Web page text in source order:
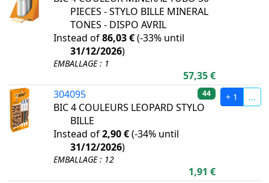
PIECES - STYLO BILLE MINERAL
TONES - DISPO AVRIL
Instead of86,03 €(-33% until
31/12/2026)
EMBALLAGE : 1
57,35 €
304095
BIC 4 COULEURS LEOPARD STYLO
BILLE
Instead of2,90 €(-34% until
31/12/2026)
EMBALLAGE : 12
44
1,91 €
+ 1 ...